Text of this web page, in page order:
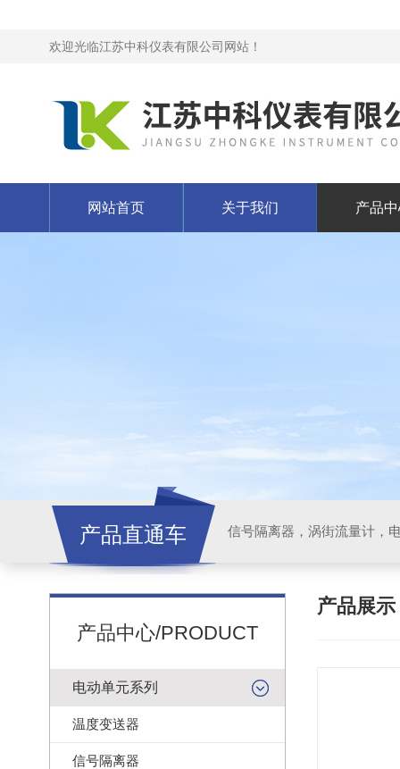
欢迎光临江苏中科仪表有限公司网站！
网站首页 关于我们 产品
产品直通车 信号隔离器，涡街流量计，
产品中心/PRODUCT
电动单元系列
温度变送器
信号隔离器
产品展示